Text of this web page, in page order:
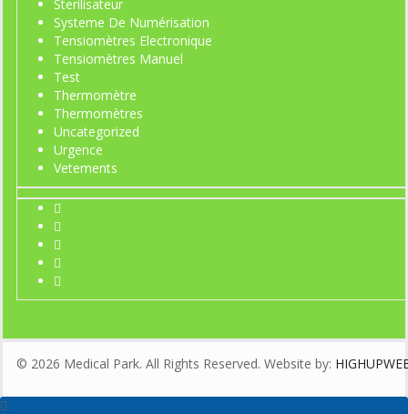
Sterilisateur
Systeme De Numérisation
Tensiomètres Electronique
Tensiomètres Manuel
Test
Thermomètre
Thermomètres
Uncategorized
Urgence
Vetements
© 2026 Medical Park. All Rights Reserved. Website by: